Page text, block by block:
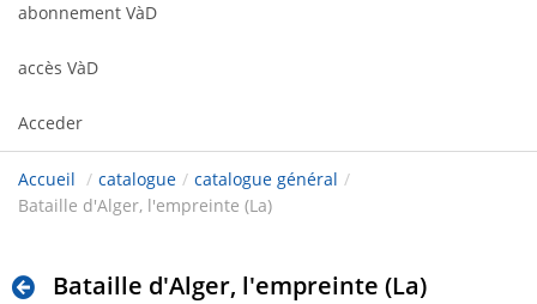
abonnement VàD
accès VàD
Acceder
Accueil / catalogue / catalogue général /
Bataille d'Alger, l'empreinte (La)
Bataille d'Alger, l'empreinte (La)